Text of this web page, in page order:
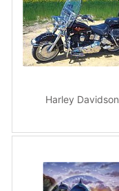
Harley Davidson